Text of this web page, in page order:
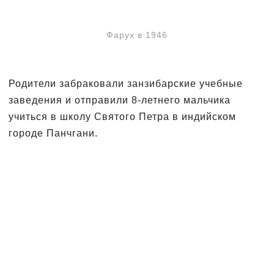
Фарух в 1946
Родители забраковали занзибарские учебные
заведения и отправили 8-летнего мальчика
учиться в школу Святого Петра в индийском
городе Панчгани.